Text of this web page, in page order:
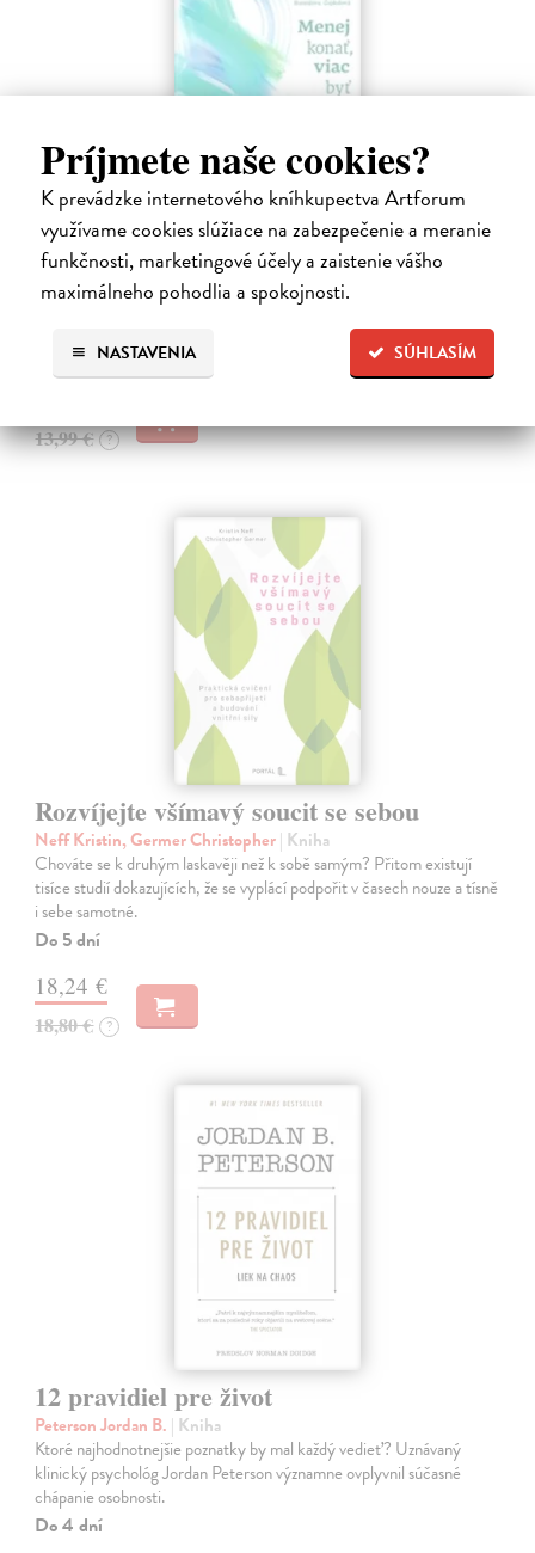
Príjmete naše cookies?
K prevádzke internetového kníhkupectva Artforum
využívame cookies slúžiace na zabezpečenie a meranie
funkčnosti, marketingové účely a zaistenie vášho
maximálneho pohodlia a spokojnosti.
SÚHLASÍM
NASTAVENIA
Menej konať, viac byť
Gajdošová Stanislava| Kniha
Strávila som roky vo väzení, žila som v zajatí výkonu. Vlastnú hodnotu
Dodávateľ nemá titul na sklade. Dodanie do cca. 30 dní.
13,99 € ?
Rozvíjejte všímavý soucit se sebou
Neff Kristin, Germer Christopher| Kniha
Chováte se k druhým laskavěji než k sobě samým? Přitom existují
tisíce studií dokazujících, že se vyplácí podpořit v časech nouze a tísně
i sebe samotné.
Do 5 dní
18,24 €
18,80 € ?
12 pravidiel pre život
Peterson Jordan B. | Kniha
Ktoré najhodnotnejšie poznatky by mal každý vedieť? Uznávaný
klinický psychológ Jordan Peterson významne ovplyvnil súčasné
chápanie osobnosti.
Do 4 dní